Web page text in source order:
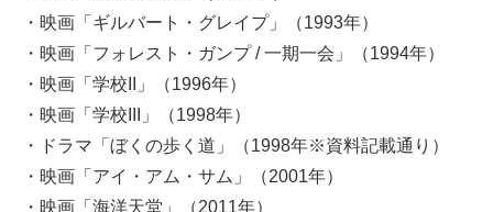
・映画「ギルバート・グレイプ」（1993年）
・映画「フォレスト・ガンプ / 一期一会」（1994年）
・映画「学校II」（1996年）
・映画「学校III」（1998年）
・ドラマ「ぼくの歩く道」（1998年※資料記載通り）
・映画「アイ・アム・サム」（2001年）
・映画「海洋天堂」（2011年）